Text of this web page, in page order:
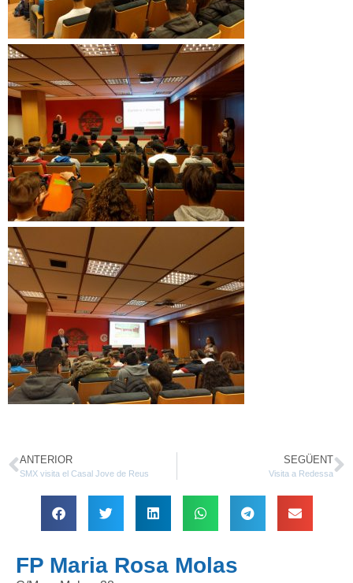
ANTERIOR
SMX visita el Casal Jove de Reus
SEGÜENT
Visita a Redessa
FP Maria Rosa Molas